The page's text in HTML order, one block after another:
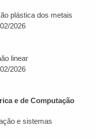
plástica dos metais
2026
linear
2026
e de Computação
e sistemas